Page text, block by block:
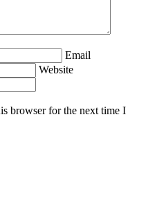
Email
Website
browser for the next time I